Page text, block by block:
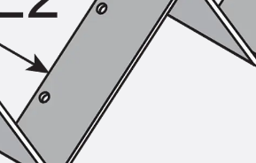
PENTAFLEX® OPTI-Mauerstärken
PENTAFLEX® Modul
Fugenbleche Zubehör
Frischbetonverbundsysteme
Zurück
SECUFLEX®